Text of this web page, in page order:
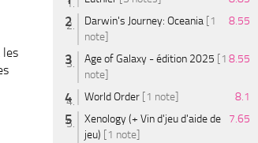
les
Darwin's Journey: Oceania [1
note]
8.55
Age of Galaxy - édition 2025 [1
note]
8.55
World Order [1 note]
8.1
Xenology (+ Vin d'jeu d'aide de
jeu) [1 note]
7.65